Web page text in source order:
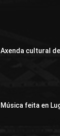
Axenda cultural
Música feita en